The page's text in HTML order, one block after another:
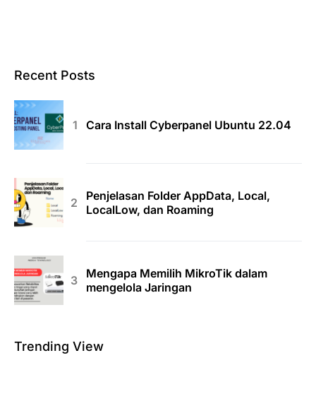
Recent Posts
Cara Install Cyberpanel Ubuntu 22.04
Penjelasan Folder AppData, Local,
LocalLow, dan Roaming
Mengapa Memilih MikroTik dalam
mengelola Jaringan
Trending View